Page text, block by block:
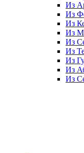
Из
Из
Из
Из
Из
Из
Из
Из
Из